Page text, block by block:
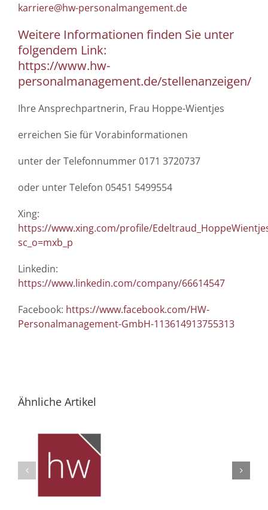
karriere@hw-personalmangement.de
Weitere Informationen finden Sie unter
folgendem Link:
https://www.hw-
personalmanagement.de/stellenanzeigen/
Ihre Ansprechpartnerin, Frau Hoppe-Wientjes
erreichen Sie für Vorabinformationen
unter der Telefonnummer 0171 3720737
oder unter Telefon 05451 5499554
Xing:
https://www.xing.com/profile/
sc_o=mxb_p
Linkedin:
https://www.linkedin.com/company/66614547
Facebook: https://www.facebook.com/HW-
Personalmanagement-GmbH-113614913755313
Ähnliche Artikel